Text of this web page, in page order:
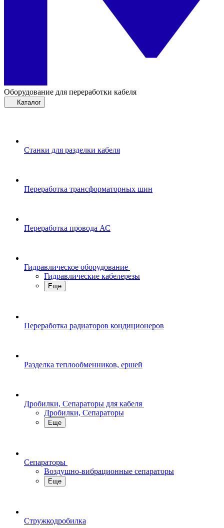
Оборудование для переработки кабеля
Каталог
Станки для разделки кабеля
Переработка трансформаторных шин
Переработка провода АС
Гидравлическое оборудование
Гидравлические кабелерезы
Еще
Переработка радиаторов кондиционеров
Разделка теплообменников, ершей
Дробилки, Сепараторы для кабеля
Дробилки, Сепараторы
Еще
Сепараторы
Воздушно-вибрационные сепараторы
Еще
Стружкодробилка